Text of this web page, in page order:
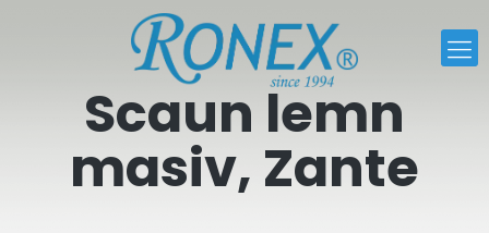
Scaun lemn
masiv, Zante